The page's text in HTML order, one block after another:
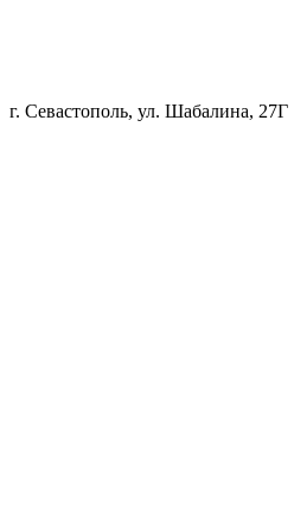
г. Севастополь, ул. Шабалина, 27Г